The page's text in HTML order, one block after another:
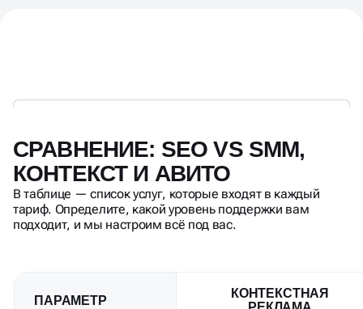
СРАВНЕНИЕ: SEO VS SMM,
КОНТЕКСТ И АВИТО
В таблице — список услуг, которые входят в каждый
тариф. Определите, какой уровень поддержки вам
подходит, и мы настроим всё под вас.
ПАРАМЕТР
КОНТЕКСТНАЯ